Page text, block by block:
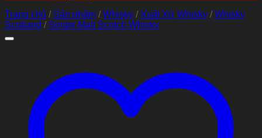
Trang chủ / Sản phẩm / Whisky / Xuất Xứ Whisky / Whisky
Scotland / Single Malt Scotch Whisky